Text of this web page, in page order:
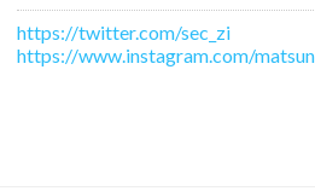
https://twitter.com/sec_zi
https://www.instagram.com/